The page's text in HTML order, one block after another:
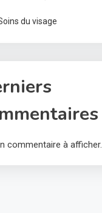
du visage
commentaire à afficher.